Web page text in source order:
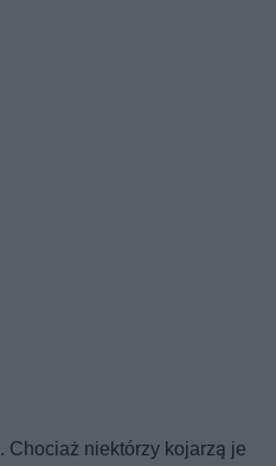
Chociaż niektórzy kojarzą je